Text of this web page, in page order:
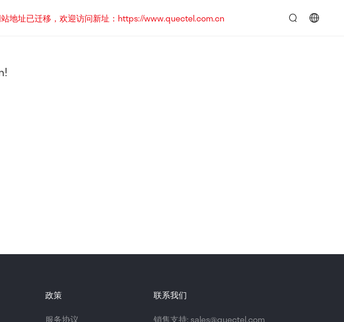
地址已迁移，欢迎访问新址：https://www.quectel.com.cn
政策
服务协议
联系我们
销售支持: sales@quectel.com